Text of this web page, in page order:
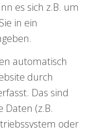
es sich z.B. um
in ein
automatisch
durch
Das sind
Daten (z.B.
oder